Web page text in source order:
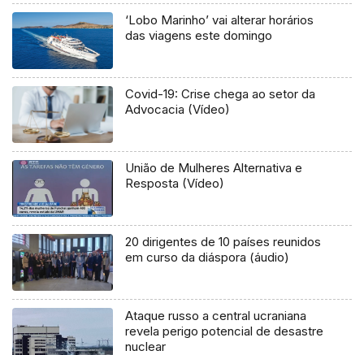
‘Lobo Marinho’ vai alterar horários
das viagens este domingo
Covid-19: Crise chega ao setor da
Advocacia (Vídeo)
União de Mulheres Alternativa e
Resposta (Vídeo)
20 dirigentes de 10 países reunidos
em curso da diáspora (áudio)
Ataque russo a central ucraniana
revela perigo potencial de desastre
nuclear